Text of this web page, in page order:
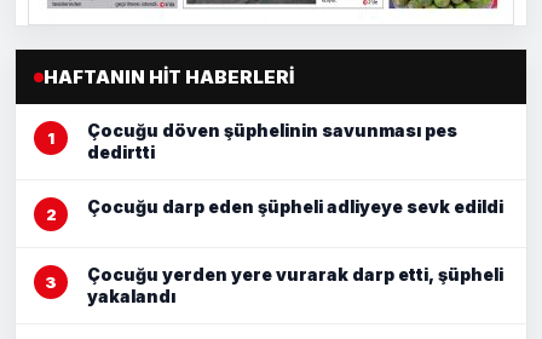
HAFTANIN HIT HABERLERI
Çocuğu döven şüphelinin savunması pes
dedirtti
Çocuğu darp eden şüpheli adliyeye sevk edildi
Çocuğu yerden yere vurarak darp etti, şüpheli
yakalandı